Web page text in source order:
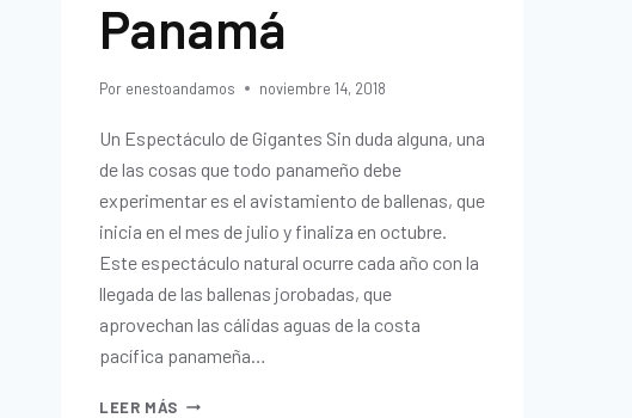
Panamá
Por enestoandamos noviembre 14, 2018
Un Espectáculo de Gigantes Sin duda alguna, una
de las cosas que todo panameño debe
experimentar es el avistamiento de ballenas, que
inicia en el mes de julio y finaliza en octubre.
Este espectáculo natural ocurre cada año con la
llegada de las ballenas jorobadas, que
aprovechan las cálidas aguas de la costa
pacífica panameña…
LEER MÁS